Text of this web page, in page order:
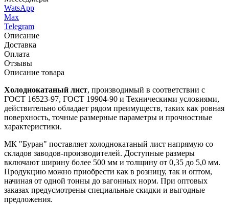
WatsApp
Max
Telegram
Описание
Доставка
Оплата
Отзывы
Описание товара
Холоднокатаный лист, производимый в соответствии с
ГОСТ 16523-97, ГОСТ 19904-90 и Техническими условиями,
действительно обладает рядом преимуществ, таких как ровная
поверхность, точные размерные параметры и прочностные
характеристики.
МК "Буран" поставляет холоднокатаный лист напрямую со
складов заводов-производителей. Доступные размеры
включают ширину более 500 мм и толщину от 0,35 до 5,0 мм.
Продукцию можно приобрести как в розницу, так и оптом,
начиная от одной тонны до вагонных норм. При оптовых
заказах предусмотрены специальные скидки и выгодные
предложения.